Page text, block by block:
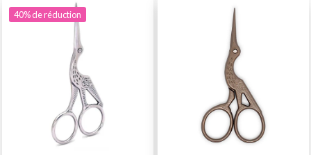
40% de réduction